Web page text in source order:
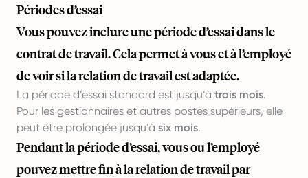
Périodes d’essai
Vous pouvez inclure une période d’essai dans le
contrat de travail. Cela permet à vous et à l’employé
de voir si la relation de travail est adaptée.
La période d’essai standard est jusqu’à trois mois.
Pour les gestionnaires et autres postes supérieurs, elle
peut être prolongée jusqu’à six mois.
Pendant la période d’essai, vous ou l’employé
pouvez mettre fin à la relation de travail par